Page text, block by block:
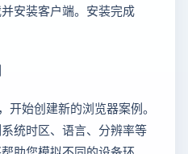
安装客户端。安装完成
开始创建新的浏览器案例。
统时区、语言、分辨率等